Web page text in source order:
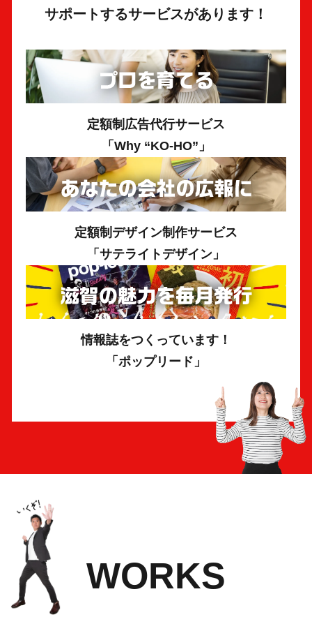
サポートするサービスがあります！
定額制広告代行サービス
「Why “KO-HO”」
定額制デザイン制作サービス
「サテライトデザイン」
情報誌をつくっています！
「ポップリード」
WORKS